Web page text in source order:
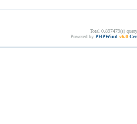
Total 0.897479(s)
Powered by PHPWind v6.0